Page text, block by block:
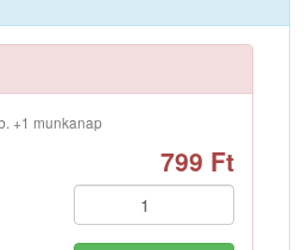
+1 munkanap
799 Ft